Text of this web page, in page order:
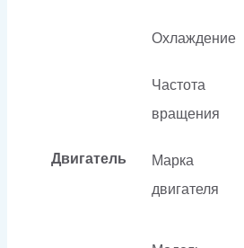
Двигатель
Охлаждение
Частота
вращения
Марка
двигателя